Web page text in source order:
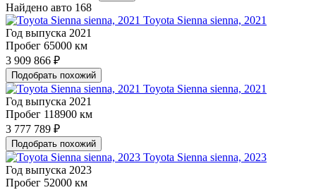
Найдено авто 168
Toyota Sienna sienna, 2021
Год выпуска 2021
Пробег 65000 км
3 909 866 ₽
Подобрать похожий
Toyota Sienna sienna, 2021
Год выпуска 2021
Пробег 118900 км
3 777 789 ₽
Подобрать похожий
Toyota Sienna sienna, 2023
Год выпуска 2023
Пробег 52000 км